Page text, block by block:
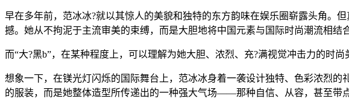
早在多年前，范冰冰?就以其惊人的美貌和独特的东方韵味在娱乐圈崭露头角。
撼。她从不拘泥于主流审美的束缚，而是大胆地将中国元素与国际时尚潮流相结
而“大?黑b”，在某种程度上，可以理解为她大胆、浓烈、充?满视觉冲击力的时尚
想象一下，在镁光灯闪烁的国际舞台上，范冰冰身着一袭设计独特、色彩浓烈
的服装，而是她整体造型所传递出的一种强大气场——那种自信、从容，甚至带点